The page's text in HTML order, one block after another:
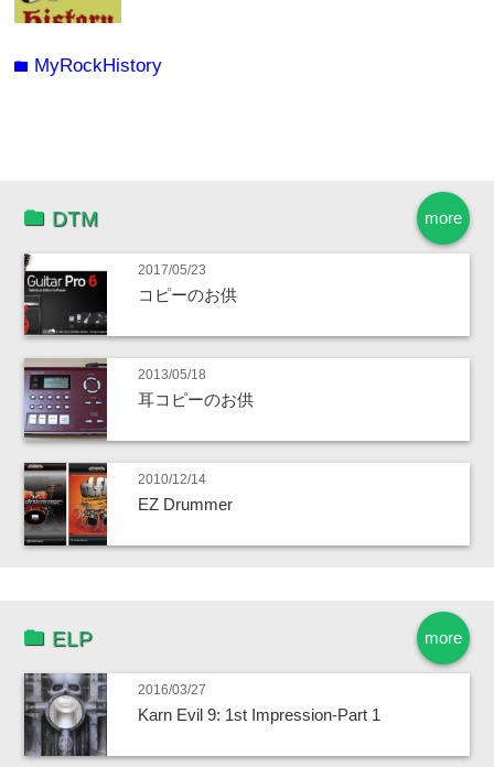
folder MyRockHistory
more
DTM
2017/05/23
コピーのお供
2013/05/18
耳コピーのお供
2010/12/14
EZ Drummer
more
ELP
2016/03/27
Karn Evil 9: 1st Impression-Part 1